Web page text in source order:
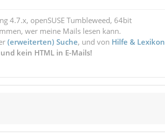
4.7.x, openSUSE Tumbleweed, 64bit
wer meine Mails lesen kann.
(erweiterten) Suche, und von Hilfe & Lexikon
und kein HTML in E-Mails!